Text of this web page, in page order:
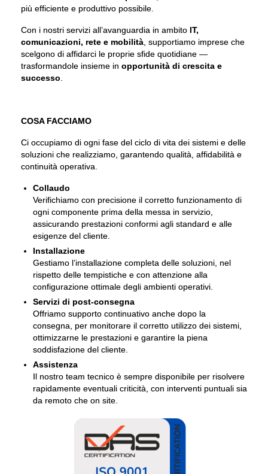
più efficiente e produttivo possibile.
Con i nostri servizi all’avanguardia in ambito IT,
comunicazioni, rete e mobilità , supportiamo imprese che
scelgono di affidarci le proprie sfide quotidiane —
trasformandole insieme in opportunità di crescita e
successo
COSA FACCIAMO
Ci occupiamo di ogni fase del ciclo di vita dei sistemi e delle
soluzioni che realizziamo, garantendo qualità, affidabilità e
continuità operativa.
Collaudo
Verifichiamo con precisione il corretto funzionamento di
ogni componente prima della messa in servizio,
assicurando prestazioni conformi agli standard e alle
esigenze del cliente.
Installazione
Gestiamo l’installazione completa delle soluzioni, nel
rispetto delle tempistiche e con attenzione alla
configurazione ottimale degli ambienti operativi.
Servizi di post-consegna
Offriamo supporto continuativo anche dopo la
consegna, per monitorare il corretto utilizzo dei sistemi,
ottimizzarne le prestazioni e garantire la piena
soddisfazione del cliente.
Assistenza
Il nostro team tecnico è sempre disponibile per risolvere
rapidamente eventuali criticità, con interventi puntuali sia
da remoto che on site.